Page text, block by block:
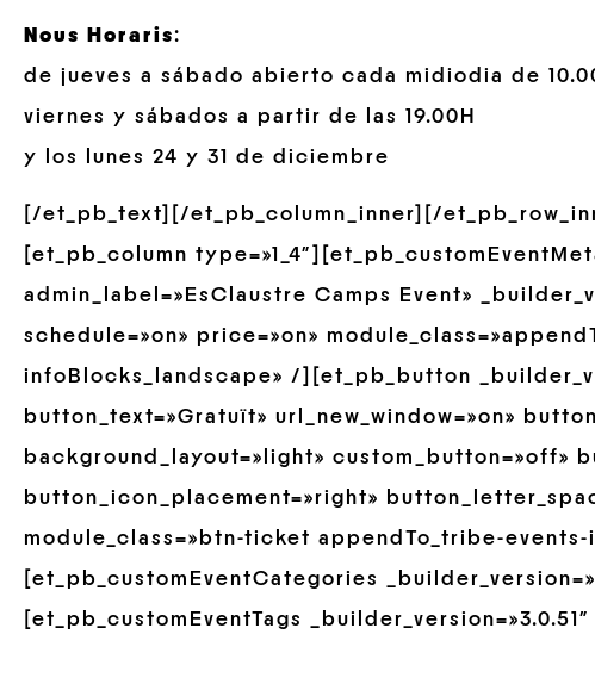
Nous Horaris:
de jueves a sábado abierto cada midiodia de
viernes y sábados a partir de las 19.00H
y los lunes 24 y 31 de diciembre
[/et_pb_text][/et_pb_column_inner][/
[et_pb_column
admin_label=»EsClaustre Camps Event»
schedule=»on» price=»on»
infoBlocks_landscape» /][et_pb_button
button_text=»Gratuït» url_new_window=»on»
background_layout=»light» custom_button=»off»
button_icon_placement=»right»
module_class=»btn-ticket appendTo_tribe-
[et_pb_customEventCategories
[et_pb_customEventTags